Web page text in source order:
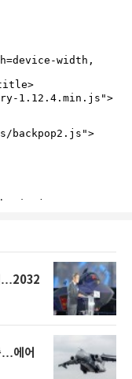
…2032
…에어